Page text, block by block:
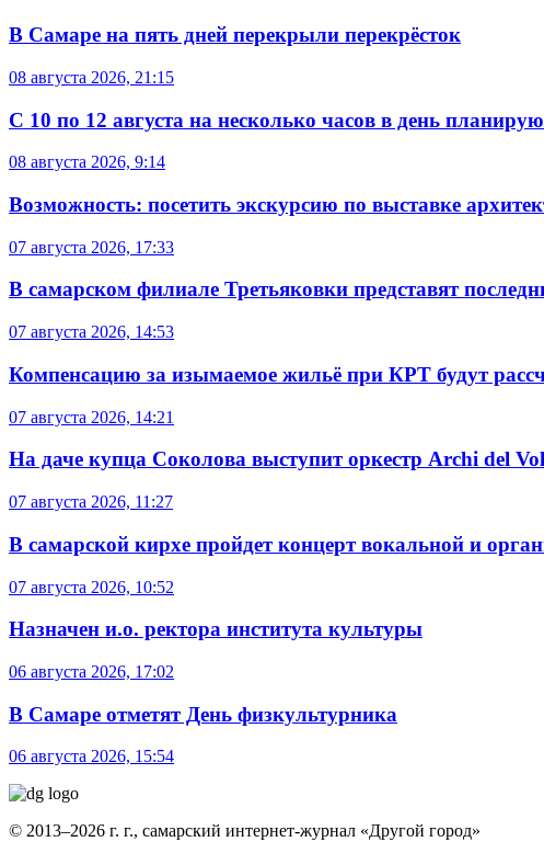
В Самаре на пять дней перекрыли перекрёсток
08 августа 2026, 21:15
С 10 по 12 августа на несколько часов в день
08 августа 2026, 9:14
Возможность: посетить экскурсию по выставке
07 августа 2026, 17:33
В самарском филиале Третьяковки представят
07 августа 2026, 14:53
Компенсацию за изымаемое жильё при КРТ будут
07 августа 2026, 14:21
На даче купца Соколова выступит оркестр Archi del
07 августа 2026, 11:27
В самарской кирхе пройдет концерт вокальной и
07 августа 2026, 10:52
Назначен и.о. ректора института культуры
06 августа 2026, 17:02
В Самаре отметят День физкультурника
06 августа 2026, 15:54
© 2013–2026 г. г., самарский интернет-журнал «Другой город»